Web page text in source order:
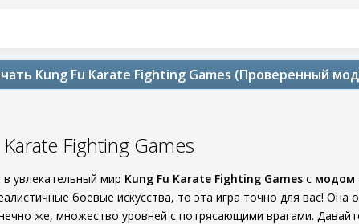
Kung Fu Karate Fighting Games (Проверенный
Fighting Games
увлекательный мир Kung Fu Karate Fighting Games с модом
боевые искусства, то эта игра точно для вас! Она
же, множество уровней с потрясающими врагами.